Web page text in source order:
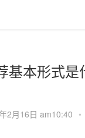
基本形式是
2月16日 am10:40 •